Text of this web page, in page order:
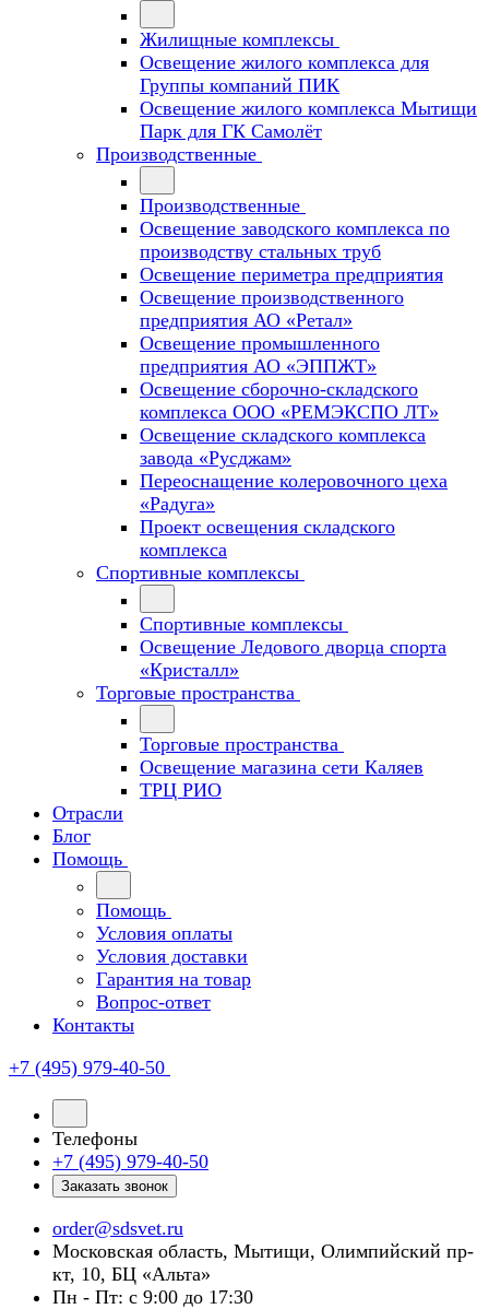
Жилищные комплексы
Освещение жилого комплекса для
Группы компаний ПИК
Освещение жилого комплекса Мытищи
Парк для ГК Самолёт
Производственные
Производственные
Освещение заводского комплекса по
производству стальных труб
Освещение периметра предприятия
Освещение производственного
предприятия АО «Ретал»
Освещение промышленного
предприятия АО «ЭППЖТ»
Освещение сборочно-складского
комплекса ООО «РЕМЭКСПО ЛТ»
Освещение складского комплекса
завода «Русджам»
Переоснащение колеровочного цеха
«Радуга»
Проект освещения складского
комплекса
Спортивные комплексы
Спортивные комплексы
Освещение Ледового дворца спорта
«Кристалл»
Торговые пространства
Торговые пространства
Освещение магазина сети Каляев
ТРЦ РИО
Отрасли
Блог
Помощь
Помощь
Условия оплаты
Условия доставки
Гарантия на товар
Вопрос-ответ
Контакты
+7 (495) 979-40-50
Телефоны
+7 (495) 979-40-50
Заказать звонок
order@sdsvet.ru
Московская область, Мытищи, Олимпийский пр-
кт, 10, БЦ «Альта»
Пн - Пт: с 9:00 до 17:30